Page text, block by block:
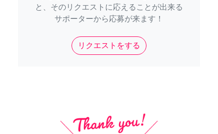
と、そのリクエストに応えることが出来る
サポーターから応募が来ます！
リクエストをする